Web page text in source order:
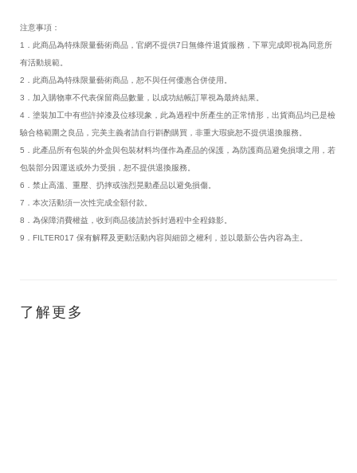
注意事項：
1．此商品為特殊限量藝術商品，官網不提供7日無條件退貨服務，下單完成即視為同意所
有活動規範。
2．此商品為特殊限量藝術商品，恕不與任何優惠合併使用。
3．加入購物車不代表保留商品數量，以成功結帳訂單視為最終結果。
4．塗裝加工中有些許掉漆及位移現象，此為過程中所產生的正常情形，出貨商品均已是檢
驗合格範圍之良品，完美主義者請自行斟酌購買，非重大瑕疵恕不提供退換服務。
5．此產品所有包裝的外盒與包裝材料均僅作為產品的保護，為防護商品避免損壞之用，若
包裝部分因運送或外力受損，恕不提供退換服務。
6．禁止高溫、重壓、扔摔或強烈晃動產品以避免損傷。
7．本次活動須一次性完成全額付款。
8．為保障消費權益，收到商品後請於拆封過程中全程錄影。
9．FILTER017 保有解釋及更動活動內容與細節之權利，並以最新公告內容為主。
了解更多